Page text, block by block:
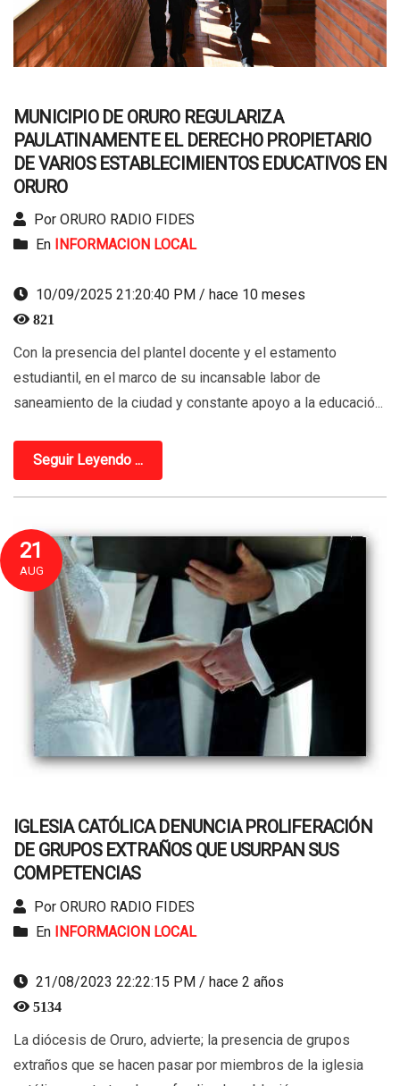
MUNICIPIO DE ORURO REGULARIZA
PAULATINAMENTE EL DERECHO PROPIETARIO
DE VARIOS ESTABLECIMIENTOS EDUCATIVOS EN
ORURO
Por ORURO RADIO FIDES
En
INFORMACION LOCAL
10/09/2025 21:20:40 PM / hace 10 meses
821
Con la presencia del plantel docente y el estamento
estudiantil, en el marco de su incansable labor de
saneamiento de la ciudad y constante apoyo a la educació...
Seguir Leyendo ...
21
AUG
IGLESIA CATÓLICA DENUNCIA PROLIFERACIÓN
DE GRUPOS EXTRAÑOS QUE USURPAN SUS
COMPETENCIAS
Por ORURO RADIO FIDES
En INFORMACION LOCAL
21/08/2023 22:22:15 PM / hace 2 años
5134
La diócesis de Oruro, advierte; la presencia de grupos
extraños que se hacen pasar por miembros de la iglesia